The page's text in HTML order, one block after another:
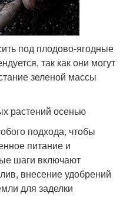
под плодово-ягодные
так как они могут
зеленой массы
растений осенью
подхода, чтобы
питание и
шаги включают
внесение удобрений
для заделки